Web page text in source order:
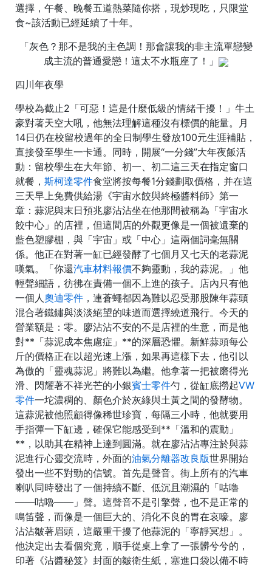
選擇，午餐、晚餐五道熱菜隨你搭，現炒現吃，只限堂
食~該活動已經延續了十年。
「灰色？那不是我的主色調！那會讓我的非主流單戀變
成主流的普通愛戀！這太不水瓶座了！」
四川年夜學
學校為截止2「可惡！這是什麼低級的情緒干擾！」牛土
豪對著天空大吼，他無法理解這種沒有標價的能量。月
14日仍在校留校過年的全日制學生發放100元生涯補貼，
直接發至學生一卡通。同時，開展“一分錢”大年夜飯活
動：留校學生在大年節、初一、初二這三天在指定窗口
就餐， 斯柯達零件食堂將按每餐1分錢劃取價格，并在這
三天早上免費供給湯《宇宙水餃與終極醬料師》第一
章：蒜泥與末日預兆廖沾沾坐在他那間被稱為「宇宙水
餃中心」的店裡，但這間店的外觀更像是一個被遺棄的
藍色塑膠棚，與「宇宙」或「中心」這兩個詞毫無關
係。他正在對著一缸已經發酵了七個月又七天的老蒜泥
嘆氣。「你還汽車材料報價不夠靈動，我的蒜泥。」他
輕聲細語，彷彿在責備一個不上進的孩子。店內只有他
一個人奧迪零件 ，連蒼蠅都因為難以忍受那股陳年蒜頭
混合著鐵鏽與淡淡絕望的味道而選擇繞道飛行。今天的
營業額是：零。廖沾沾不安的不是店裡的生意，而是他
對**「蒜泥成本焦慮症」**的深層恐懼。新鮮蒜頭每公
斤的價格正在以超光速上漲，如果再這樣下去，他引以
為傲的「靈魂蒜泥」將難以為繼。他拿著一把被磨得光
滑、閃耀著不祥光芒的小銀賓士零件勺，從缸底撈起VW
零件一坨濃稠的、顏色介於灰綠與土黃之間的發酵物。
這蒜泥被他照顧得像稀世珍寶，每隔三小時，他就要用
手指彈一下缸邊，確保它能感受到**「溫和的震動」
**，以助其在精神上達到圓滿。就在廖沾沾專注於與蒜
泥進行心靈交流時，外面的油氣分離器改良版世界開始
發出一些不對勁的信號。首先是聲音。街上所有的汽車
喇叭同時發出了一個持續不斷、低沉且潮濕的「咕嚕
——咕嚕——」聲。這聲音不是引擎聲，也不是正常的
鳴笛聲，而像是一個巨大的、消化不良的胃在哀嚎。廖
沾沾皺著眉頭，這嚴重干擾了他蒜泥的「寧靜冥想」。
他決定出去看個究竟，順手從桌上拿了一張髒兮兮的，
印著《沾醬秘笈》封面的皺衛生紙，塞進口袋以備不時